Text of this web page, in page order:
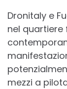
Dronitaly e
nel quartiere
mezzi a